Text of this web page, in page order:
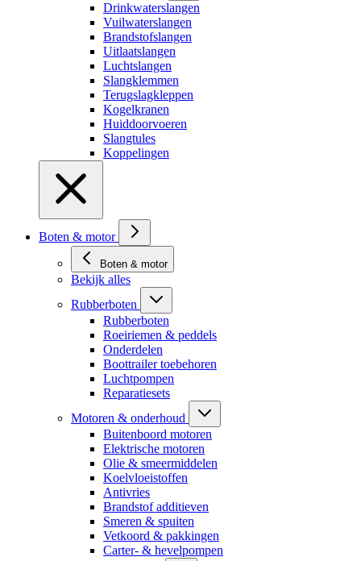
Drinkwaterslangen
Vuilwaterslangen
Brandstofslangen
Uitlaatslangen
Luchtslangen
Slangklemmen
Terugslagkleppen
Kogelkranen
Huiddoorvoeren
Slangtules
Koppelingen
Boten & motor
Boten & motor
Bekijk alles
Rubberboten
Rubberboten
Roeiriemen & peddels
Onderdelen
Boottrailer toebehoren
Luchtpompen
Reparatiesets
Motoren & onderhoud
Buitenboord motoren
Elektrische motoren
Olie & smeermiddelen
Koelvloeistoffen
Antivries
Brandstof additieven
Smeren & spuiten
Vetkoord & pakkingen
Carter- & hevelpompen